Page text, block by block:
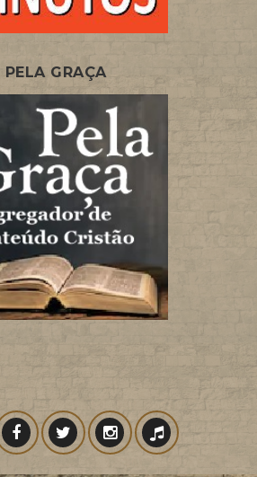
PELA GRAÇA